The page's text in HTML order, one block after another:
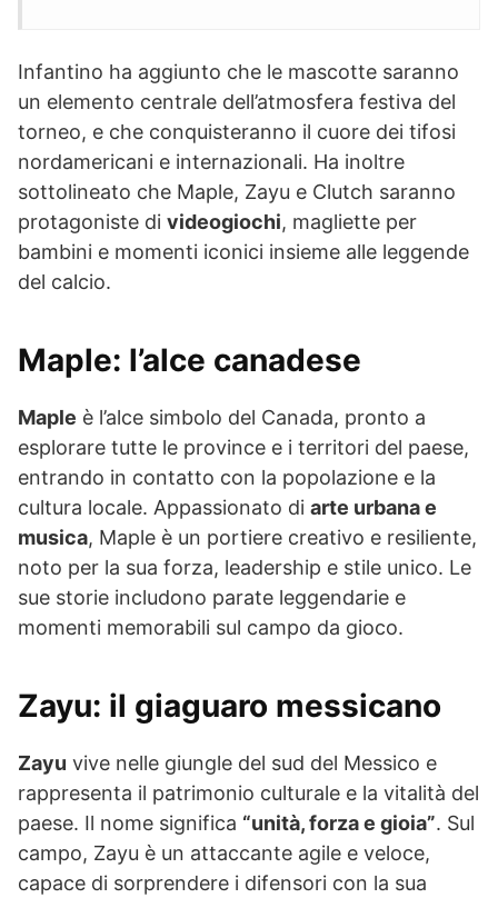
Infantino ha aggiunto che le mascotte saranno
un elemento centrale dell’atmosfera festiva del
torneo, e che conquisteranno il cuore dei tifosi
nordamericani e internazionali. Ha inoltre
sottolineato che Maple, Zayu e Clutch saranno
protagoniste di videogiochi, magliette per
bambini e momenti iconici insieme alle leggende
del calcio.
Maple: l’alce canadese
Maple è l’alce simbolo del Canada, pronto a
esplorare tutte le province e i territori del paese,
entrando in contatto con la popolazione e la
cultura locale. Appassionato di arte urbana e
musica, Maple è un portiere creativo e resiliente,
noto per la sua forza, leadership e stile unico. Le
sue storie includono parate leggendarie e
momenti memorabili sul campo da gioco.
Zayu: il giaguaro messicano
Zayu vive nelle giungle del sud del Messico e
rappresenta il patrimonio culturale e la vitalità del
paese. Il nome significa “unità, forza e gioia”. Sul
campo, Zayu è un attaccante agile e veloce,
capace di sorprendere i difensori con la sua